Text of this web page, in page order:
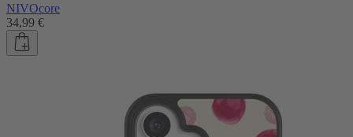
NIVOcore
34,99 €